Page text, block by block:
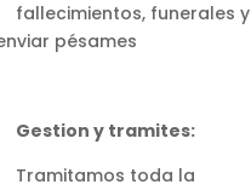
fallecimientos, funerales y
pésames
Gestion y tramites:
Tramitamos toda la